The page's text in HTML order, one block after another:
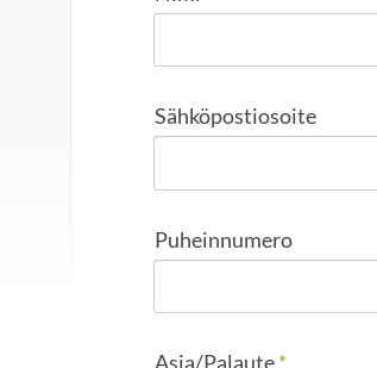
Sähköpostiosoite
Puheinnumero
Asia/Palaute*